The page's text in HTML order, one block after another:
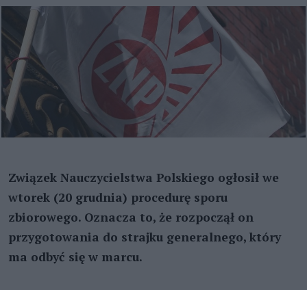
Związek Nauczycielstwa Polskiego ogłosił we
wtorek (20 grudnia) procedurę sporu
zbiorowego. Oznacza to, że rozpoczął on
przygotowania do strajku generalnego, który
ma odbyć się w marcu.